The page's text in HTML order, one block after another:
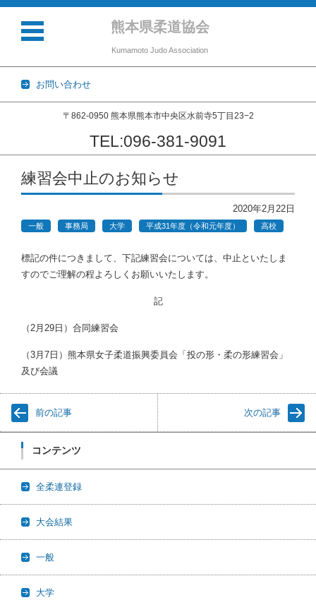
熊本県柔道協会
Kumamoto Judo Association
お問い合わせ
〒862-0950 熊本県熊本市中央区水前寺5丁目23−2
TEL:096-381-9091
コンテンツに移動
練習会中止のお知らせ
2020年2月22日
一般 事務局 大学 平成31年度（令和元年度） 高校
標記の件につきまして、下記練習会については、中止といたしま
すのでご理解の程よろしくお願いいたします。
記
（2月29日）合同練習会
（3月7日）熊本県女子柔道振興委員会「投の形・柔の形練習会」
及び会議
前の記事 次の記事
コンテンツ
全柔連登録
大会結果
一般
大学